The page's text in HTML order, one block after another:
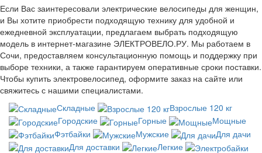
Если Вас заинтересовали электрические велосипеды для женщин,
и Вы хотите приобрести подходящую технику для удобной и
ежедневной эксплуатации, предлагаем выбрать подходящую
модель в интернет-магазине ЭЛЕКТРОВЕЛО.РУ. Мы работаем в
Сочи, предоставляем консультационную помощь и поддержку при
выборе техники, а также гарантируем оперативные сроки поставки.
Чтобы купить электровелосипед, оформите заказ на сайте или
свяжитесь с нашими специалистами.
Складные
Взрослые 120 кг
Городские
Горные
Мощные
Фэтбайки
Мужские
Для дачи
Для доставки
Легкие